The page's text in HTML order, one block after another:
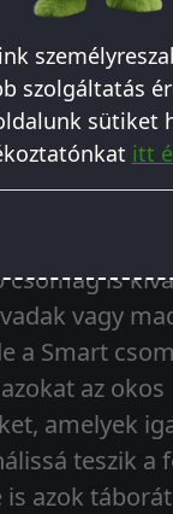
KI, MILYEN
csomag is
vagy
a Smart
az okos
amelyek
teszik a
is azok
szolgáltatás
sütiket
itt